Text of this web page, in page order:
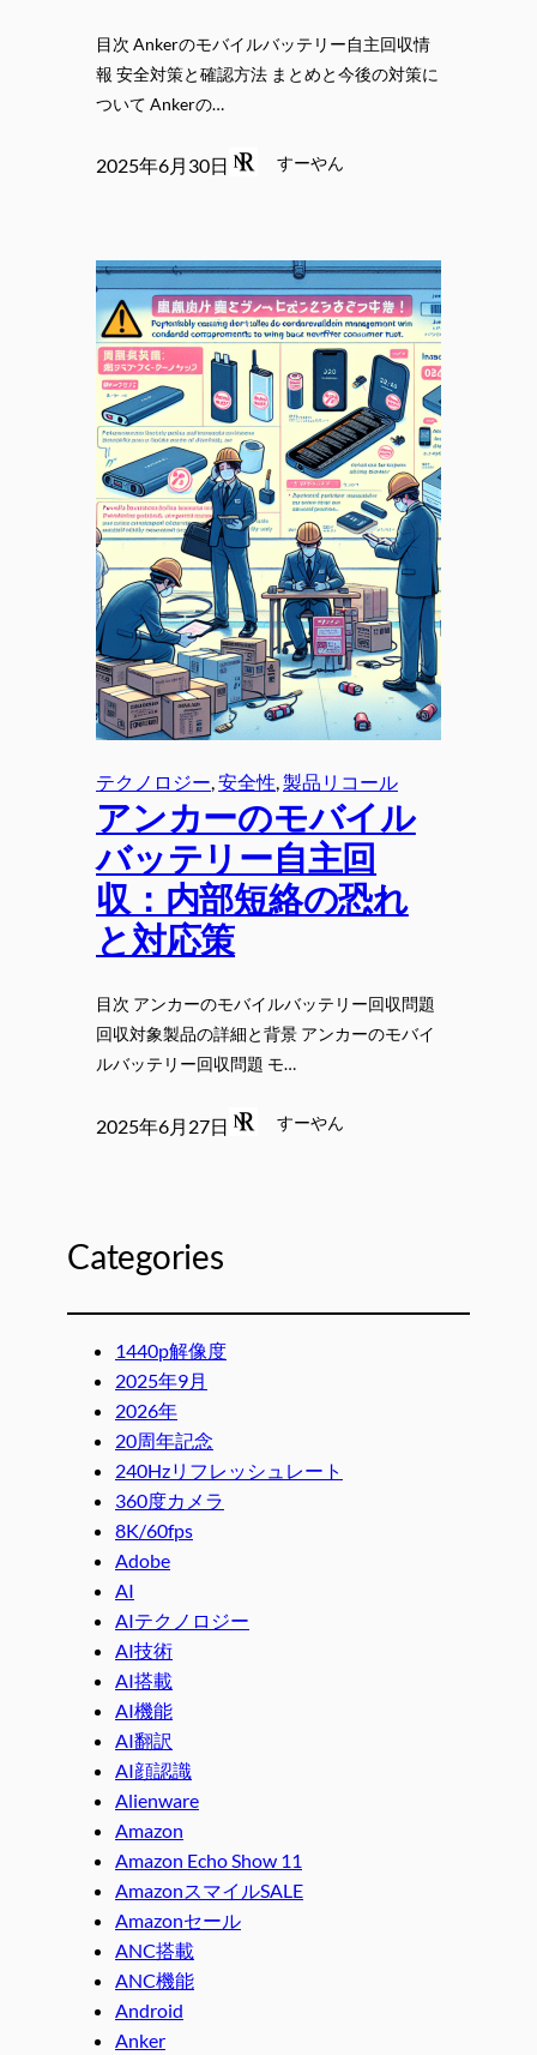
目次 Ankerのモバイルバッテリー自主回収情
報 安全対策と確認方法 まとめと今後の対策に
ついて Ankerの…
2025年6月30日 すーやん
テクノロジー, 安全性, 製品リコール
アンカーのモバイル
バッテリー自主回
収：内部短絡の恐れ
と対応策
目次 アンカーのモバイルバッテリー回収問題
回収対象製品の詳細と背景 アンカーのモバイ
ルバッテリー回収問題 モ…
2025年6月27日 すーやん
Categories
1440p解像度
2025年9月
2026年
20周年記念
240Hzリフレッシュレート
360度カメラ
8K/60fps
Adobe
AI
AIテクノロジー
AI技術
AI搭載
AI機能
AI翻訳
AI顔認識
Alienware
Amazon
Amazon Echo Show 11
AmazonスマイルSALE
Amazonセール
ANC搭載
ANC機能
Android
Anker